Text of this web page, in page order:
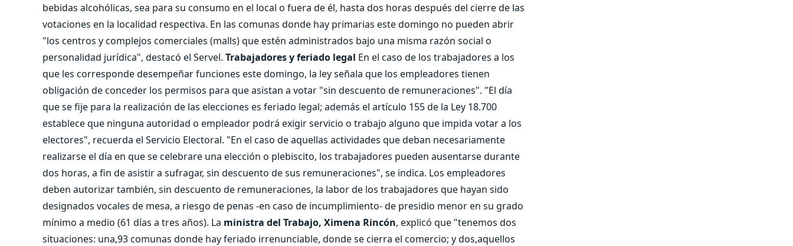
bebidas alcohólicas, sea para su consumo en el local o fuera de él, hasta dos horas después del cierre de las
votaciones en la localidad respectiva. En las comunas donde hay primarias este domingo no pueden abrir
"los centros y complejos comerciales (malls) que estén administrados bajo una misma razón social o
personalidad jurídica", destacó el Servel. Trabajadores y feriado legal En el caso de los trabajadores a los
que les corresponde desempeñar funciones este domingo, la ley señala que los empleadores tienen
obligación de conceder los permisos para que asistan a votar "sin descuento de remuneraciones". "El día
que se fije para la realización de las elecciones es feriado legal; además el artículo 155 de la Ley 18.700
establece que ninguna autoridad o empleador podrá exigir servicio o trabajo alguno que impida votar a los
electores", recuerda el Servicio Electoral. "En el caso de aquellas actividades que deban necesariamente
realizarse el día en que se celebrare una elección o plebiscito, los trabajadores pueden ausentarse durante
dos horas, a fin de asistir a sufragar, sin descuento de sus remuneraciones", se indica. Los empleadores
deben autorizar también, sin descuento de remuneraciones, la labor de los trabajadores que hayan sido
designados vocales de mesa, a riesgo de penas -en caso de incumplimiento- de presidio menor en su grado
mínimo a medio (61 días a tres años). La ministra del Trabajo, Ximena Rincón, explicó que "tenemos dos
situaciones: una,93 comunas donde hay feriado irrenunciable, donde se cierra el comercio; y dos,aquellos